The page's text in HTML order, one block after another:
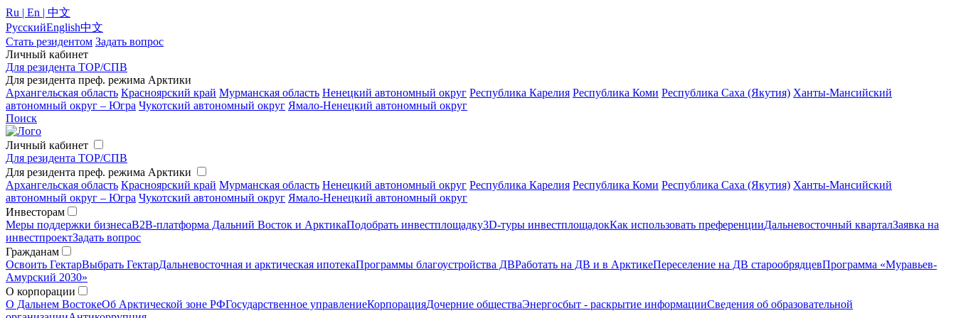
Ru | En | 中文
РусскийEnglish中文
Стать резидентом Задать вопрос
Личный кабинет
Для резидента ТОР/СПВ
Для резидента преф. режима Арктики
Архангельская область Красноярский край Мурманская область Ненецкий автономный округ Республика Карелия Республика Коми Республика Саха (Якутия) Ханты-Мансийский
автономный округ – Югра Чукотский автономный округ Ямало-Ненецкий автономный округ
Поиск
Личный кабинет
Для резидента ТОР/СПВ
Для резидента преф. режима Арктики
Архангельская область Красноярский край Мурманская область Ненецкий автономный округ Республика Карелия Республика Коми Республика Саха (Якутия) Ханты-Мансийский
автономный округ – Югра Чукотский автономный округ Ямало-Ненецкий автономный округ
Инвесторам
Меры поддержки бизнесаB2B-платформа Дальний Восток и АрктикаПодобрать инвестплощадку3D-туры инвестплощадокКак использовать преференцииДальневосточный кварталЗаявка на
инвестпроектЗадать вопрос
Гражданам
Освоить ГектарВыбрать ГектарДальневосточная и арктическая ипотекаПрограммы благоустройства ДВРаботать на ДВ и в АрктикеПереселение на ДВ старообрядцевПрограмма «Муравьев-
Амурский 2030»
О корпорации
О Дальнем ВостокеОб Арктической зоне РФГосударственное управлениеКорпорацияДочерние обществаЭнергосбыт - раскрытие информацииСведения об образовательной